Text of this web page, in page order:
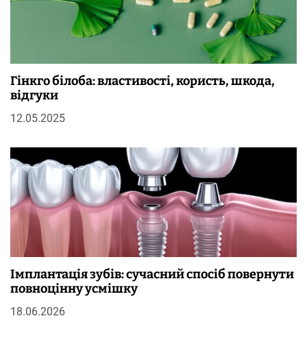
Гінкго білоба: властивості, користь, шкода,
відгуки
12.05.2025
Імплантація зубів: сучасний спосіб повернути
повноцінну усмішку
18.06.2026